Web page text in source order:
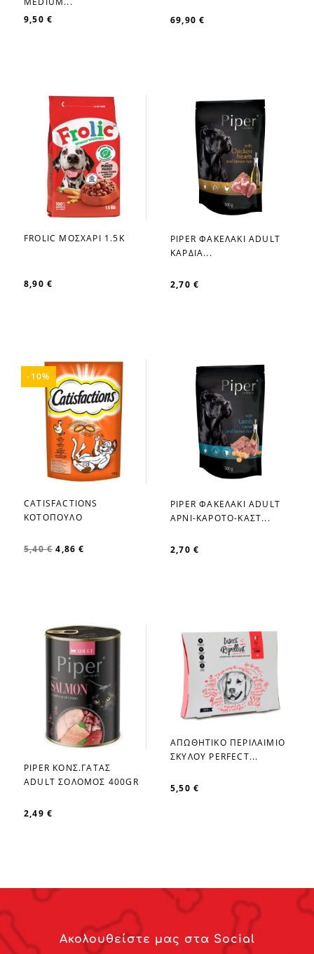
9,50 €
69,90 €
favorite_border
FROLIC ΜΟΣΧΑΡΙ 1.5Κ
8,90 €
favorite_border
PIPER ΦΑΚΕΛΑΚΙ ADULT
ΚΑΡΔΙΑ...
2,70 €
favorite_border
CATISFACTIONS
ΚΟΤΟΠΟΥΛΟ
5,40 € 4,86 €
-10%
favorite_border
PIPER ΦΑΚΕΛΑΚΙ ADULT
ΑΡΝΙ-ΚΑΡΟΤΟ-ΚΑΣΤ...
2,70 €
favorite_border
PIPER ΚΟΝΣ.ΓΑΤΑΣ
ADULT ΣΟΛΟΜΟΣ 400GR
2,49 €
favorite_border
ΑΠΩΘΗΤΙΚΟ ΠΕΡΙΛΑΙΜΙΟ
ΣΚΥΛΟΥ PERFECT...
5,50 €
Ακολουθείστε μας στα Social